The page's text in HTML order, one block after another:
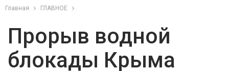
Главная ГЛАВНОЕ
Прорыв водной
блокады Крыма